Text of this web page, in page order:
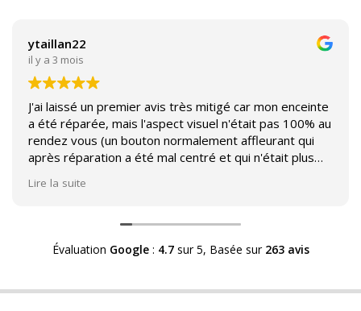
ytaillan22
il y a 3 mois
J'ai laissé un premier avis très mitigé car mon enceinte
a été réparée, mais l'aspect visuel n'était pas 100% au
rendez vous (un bouton normalement affleurant qui
après réparation a été mal centré et qui n'était plus
Héritage afin d'échanger sur mon expérience et on
m'a fourni des explications sur le pourquoi cet aspect
visuel.
enceinte n'est plus fabriqué (et donc vendu) et que
Lire la suite
Évaluation Google: 4.7sur 5, Basée sur 263 avis